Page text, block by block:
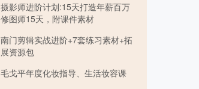
摄影师进阶计划:15天打造年薪百万
修图师15天，附课件素材
南门剪辑实战进阶+7套练习素材+拓
展资源包
毛戈平年度化妆指导、生活妆容课